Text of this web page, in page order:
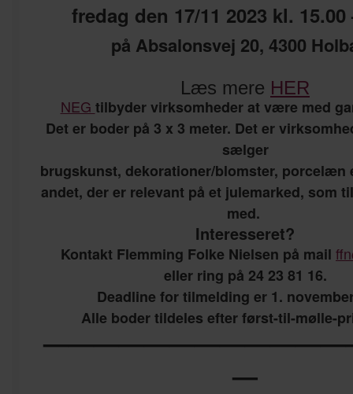
fredag den 17/11 2023 kl. 15.00
på Absalonsvej 20, 4300
Læs mere HER
NEG tilbyder virksomheder at være med
Det er boder på 3 x 3 meter. Det er
sælger
brugskunst, dekorationer/blomster, porcelæn
andet, der er relevant på et julemarked, som
med.
Interesseret?
Kontakt Flemming Folke Nielsen på mail
eller ring på 24 23 81 16.
Deadline for tilmelding er 1.
Alle boder tildeles efter først-til-mølle-
—